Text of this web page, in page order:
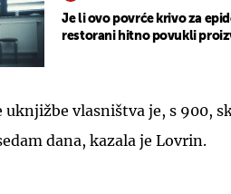
Je li ovo povrće krivo za
restorani hitno povukli
vlasništva je, s 900,
dana, kazala je Lovrin.